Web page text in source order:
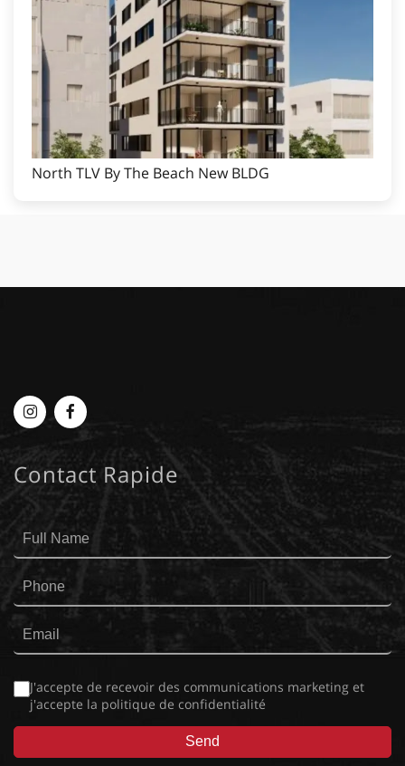
North TLV By The Beach New BLDG
Myplace
Instagram
MyPlace
Facebook
Contact Rapide
J'accepte de recevoir des communications marketing et
j'accepte la politique de confidentialité